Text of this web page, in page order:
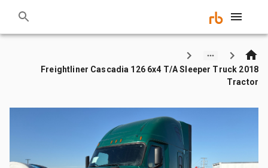
2018 Freightliner Cascadia 126 6x4 T/A Sleeper Truck
Tractor